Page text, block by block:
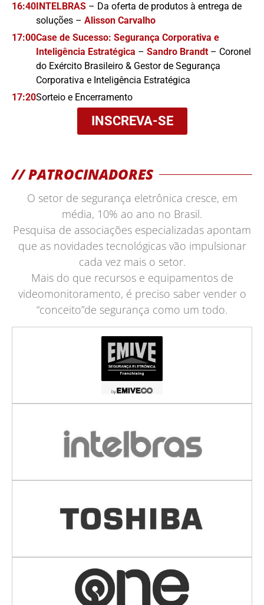
16:40 INTELBRAS – Da oferta de produtos à entrega de
soluções – Alisson Carvalho
17:00Case de Sucesso: Segurança Corporativa e
Inteligência Estratégica – Sandro Brandt – Coronel
do Exército Brasileiro & Gestor de Segurança
Corporativa e Inteligência Estratégica
17:20Sorteio e Encerramento
INSCREVA-SE
// PATROCINADORES
O setor de segurança eletrônica cresce, em
média, 10% ao ano no Brasil.
Pesquisa de associações especializadas apontam
que as novidades tecnológicas vão impulsionar
cada vez mais o setor.
Mais do que recursos e equipamentos de
videomonitoramento, é preciso saber vender o
“conceito”de segurança como um todo.